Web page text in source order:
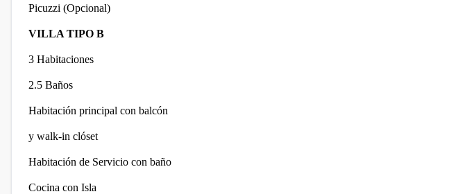
Picuzzi (Opcional)
VILLA TIPO B
3 Habitaciones
2.5 Baños
Habitación principal con balcón
y walk-in clóset
Habitación de Servicio con baño
Cocina con Isla